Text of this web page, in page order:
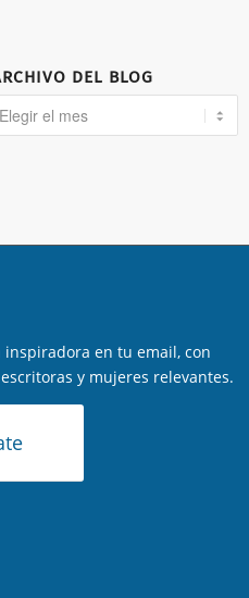
DEL BLOG
en tu email, con
y mujeres relevantes.